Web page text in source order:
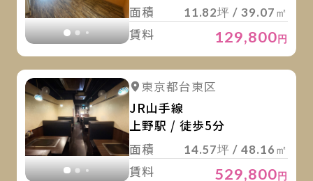
面積
11.82坪 / 39.07㎡
賃料 129,800円
詳細を見る
東京都台東区
JR山手線
上野駅 / 徒歩5分
面積
14.57坪 / 48.16㎡
賃料 529,800円